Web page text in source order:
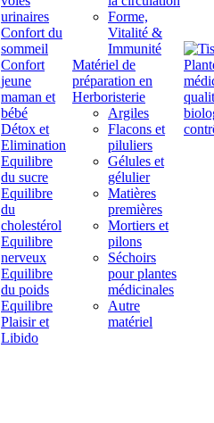
urinaires
Confort du
sommeil
Confort
jeune
maman et
bébé
Détox et
Elimination
Equilibre
du sucre
Equilibre
du
cholestérol
Equilibre
nerveux
Equilibre
du poids
Equilibre
Plaisir et
Libido
Forme,
Vitalité &
Immunité
Matériel de
préparation en
Herboristerie
Argiles
Flacons et
piluliers
Gélules et
gélulier
Matières
premières
Mortiers et
pilons
Séchoirs
pour plantes
médicinales
Autre
matériel